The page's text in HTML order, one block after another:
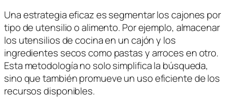
Una estrategia eficaz es segmentar los cajones por
tipo de utensilio o alimento. Por ejemplo, almacenar
los utensilios de cocina en un cajón y los
ingredientes secos como pastas y arroces en otro.
Esta metodología no solo simplifica la búsqueda,
sino que también promueve un uso eficiente de los
recursos disponibles.